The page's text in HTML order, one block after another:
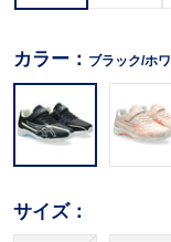
カラー： ブラック/ホ
サイズ：